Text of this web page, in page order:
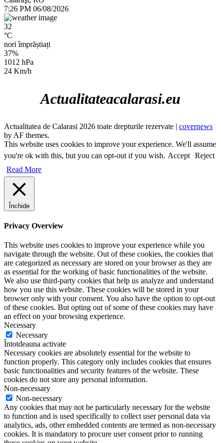
7:26 PM 06/08/2026
32
°C
nori împrăștiați
37%
1012 hPa
24 Km/h
Actualitateacalarasi.eu
Actualitatea de Calarasi 2026 toate drepturile rezervate | covernews
by AF themes.
This website uses cookies to improve your experience. We'll assume
you're ok with this, but you can opt-out if you wish. Accept Reject
Read More
Închide
Privacy Overview
This website uses cookies to improve your experience while you
navigate through the website. Out of these cookies, the cookies that
are categorized as necessary are stored on your browser as they are
as essential for the working of basic functionalities of the website.
We also use third-party cookies that help us analyze and understand
how you use this website. These cookies will be stored in your
browser only with your consent. You also have the option to opt-out
of these cookies. But opting out of some of these cookies may have
an effect on your browsing experience.
Necessary
Necessary
Întotdeauna activate
Necessary cookies are absolutely essential for the website to
function properly. This category only includes cookies that ensures
basic functionalities and security features of the website. These
cookies do not store any personal information.
Non-necessary
Non-necessary
Any cookies that may not be particularly necessary for the website
to function and is used specifically to collect user personal data via
analytics, ads, other embedded contents are termed as non-necessary
cookies. It is mandatory to procure user consent prior to running